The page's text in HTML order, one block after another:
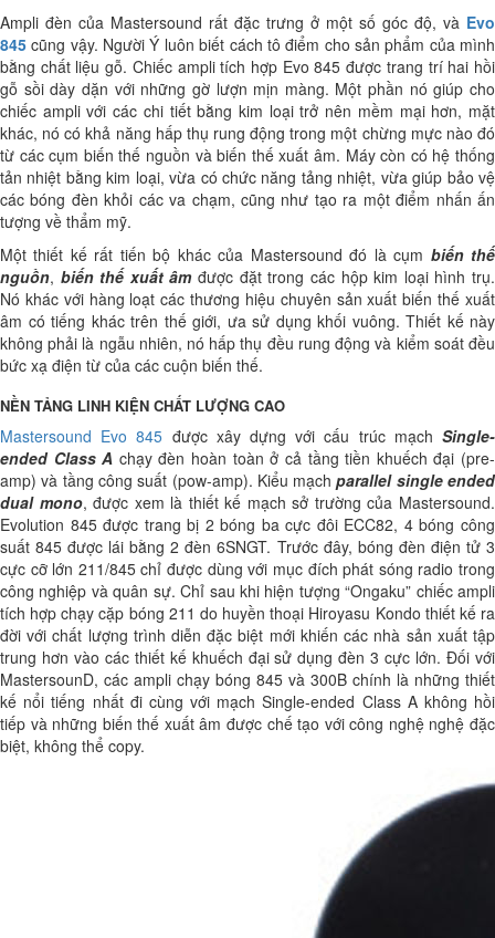
Ampli đèn của Mastersound rất đặc trưng ở một số góc độ, và Evo
845 cũng vậy. Người Ý luôn biết cách tô điểm cho sản phẩm của mình
bằng chất liệu gỗ. Chiếc ampli tích hợp Evo 845 được trang trí hai hồi
gỗ sồi dày dặn với những gờ lượn mịn màng. Một phần nó giúp cho
chiếc ampli với các chi tiết bằng kim loại trở nên mềm mại hơn, mặt
khác, nó có khả năng hấp thụ rung động trong một chừng mực nào đó
từ các cụm biến thế nguồn và biến thế xuất âm. Máy còn có hệ thống
tản nhiệt bằng kim loại, vừa có chức năng tảng nhiệt, vừa giúp bảo vệ
các bóng đèn khỏi các va chạm, cũng như tạo ra một điểm nhấn ấn
tượng về thẩm mỹ.
Một thiết kế rất tiến bộ khác của Mastersound đó là cụm biến thế
nguồn, biến thế xuất âmđược đặt trong các hộp kim loại hình trụ.
Nó khác với hàng loạt các thương hiệu chuyên sản xuất biến thế xuất
âm có tiếng khác trên thế giới, ưa sử dụng khối vuông. Thiết kế này
không phải là ngẫu nhiên, nó hấp thụ đều rung động và kiểm soát đều
bức xạ điện từ của các cuộn biến thế.
NỀN TẢNG LINH KIỆN CHẤT LƯỢNG CAO
Mastersound Evo 845 được xây dựng với cấu trúc mạchSingle-
ended Class A chạy đèn hoàn toàn ở cả tầng tiền khuếch đại (pre-
amp) và tầng công suất (pow-amp). Kiểu mạchparallel single ended
dual mono, được xem là thiết kế mạch sở trường của Mastersound.
Evolution 845 được trang bị 2 bóng ba cực đôi ECC82, 4 bóng công
suất 845 được lái bằng 2 đèn 6SNGT. Trước đây, bóng đèn điện tử 3
cực cỡ lớn 211/845 chỉ được dùng với mục đích phát sóng radio trong
công nghiệp và quân sự. Chỉ sau khi hiện tượng “Ongaku” chiếc ampli
tích hợp chạy cặp bóng 211 do huyền thoại Hiroyasu Kondo thiết kế ra
đời với chất lượng trình diễn đặc biệt mới khiến các nhà sản xuất tập
trung hơn vào các thiết kế khuếch đại sử dụng đèn 3 cực lớn. Đối với
MastersounD, các ampli chạy bóng 845 và 300B chính là những thiết
kế nổi tiếng nhất đi cùng với mạch Single-ended Class A không hồi
tiếp và những biến thế xuất âm được chế tạo với công nghệ nghệ đặc
biệt, không thể copy.